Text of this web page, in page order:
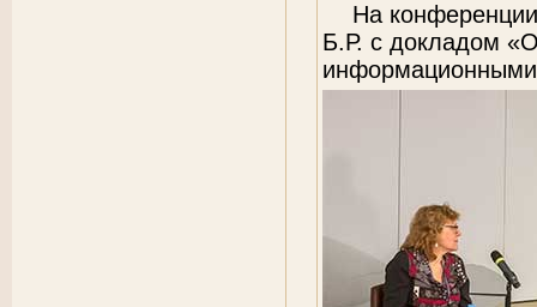
На
Б.Р. с докладом
информационными